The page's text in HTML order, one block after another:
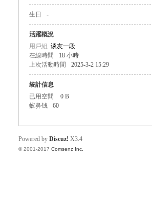
生日 -
活躍概況
用戶組 谈友一段
在線時間
18 小時
上次活動時間
2025-3-2 15:29
統計信息
已用空間
0 B
蚁鼻钱
60
Powered by Discuz! X3.4
© 2001-2017 Comsenz Inc.